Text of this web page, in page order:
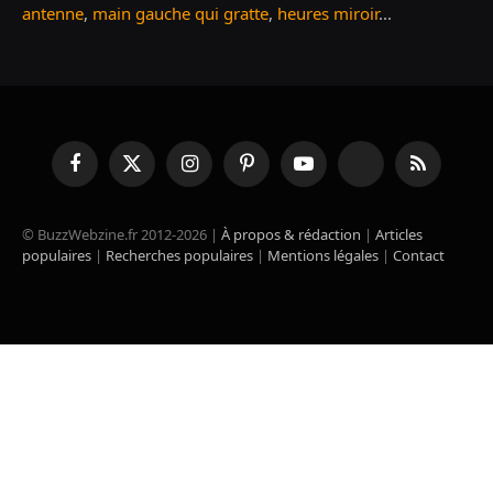
antenne, main gauche qui gratte, heures miroir...
FacebookX
(Twitter)
InstagramPinterestYouTube TikTok RSS
© BuzzWebzine.fr 2012-2026 | À propos & rédaction | Articles
populaires | Recherches populaires | Mentions légales | Contact